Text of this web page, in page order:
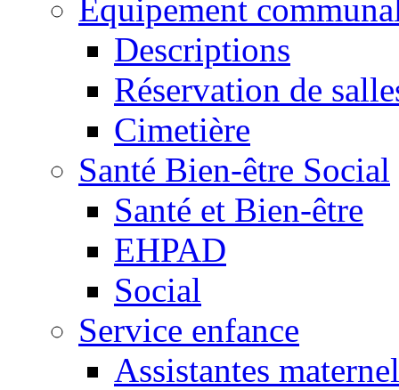
Equipement
Descriptions
Réservation de
Cimetière
Santé Bien-être Social
Santé et Bien-être
EHPAD
Social
Service enfance
Assistantes